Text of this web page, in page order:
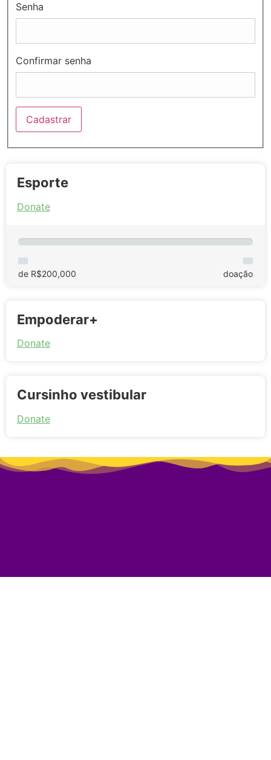
Senha
Confirmar senha
Esporte
Donate
de R$200,000 doação
Empoderar+
Donate
Cursinho vestibular
Donate